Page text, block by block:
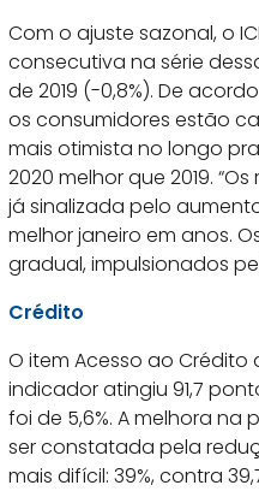
Com o ajuste sazonal, o
consecutiva na série
de 2019 (-0,8%). De
os consumidores estão
mais otimista no longo
2020 melhor que 2019.
já sinalizada pelo
melhor janeiro em anos.
gradual, impulsionados
Crédito
O item Acesso ao Crédito
indicador atingiu 91,7
foi de 5,6%. A melhora
ser constatada pela
mais difícil: 39%, contra